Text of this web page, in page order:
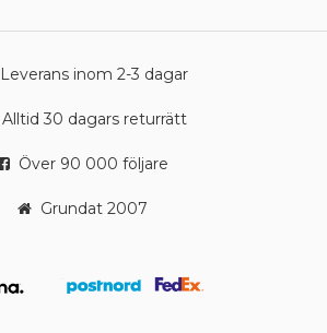
Leverans inom 2-3 dagar
Alltid 30 dagars returrätt
Över 90 000 följare
Grundat 2007